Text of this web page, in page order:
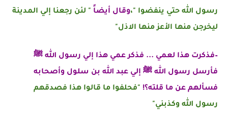
رسول الله حتي ينفضوا "،وقال أيضاً " لئن رجعنا إلي المدينة
ليخرجن منها الأعز منها الاذل"
–فذكرت هذا لعمي ... فذكر عمي هذا إلي رسول الله ﷺ
فأرسل رسول الله ﷺ إلي عبد الله بن سلول وأصحابه
فسألهم عن ما قلته؟! "فحلفوا ما قالوا هذا فصدقهم
رسول الله وكذبني"